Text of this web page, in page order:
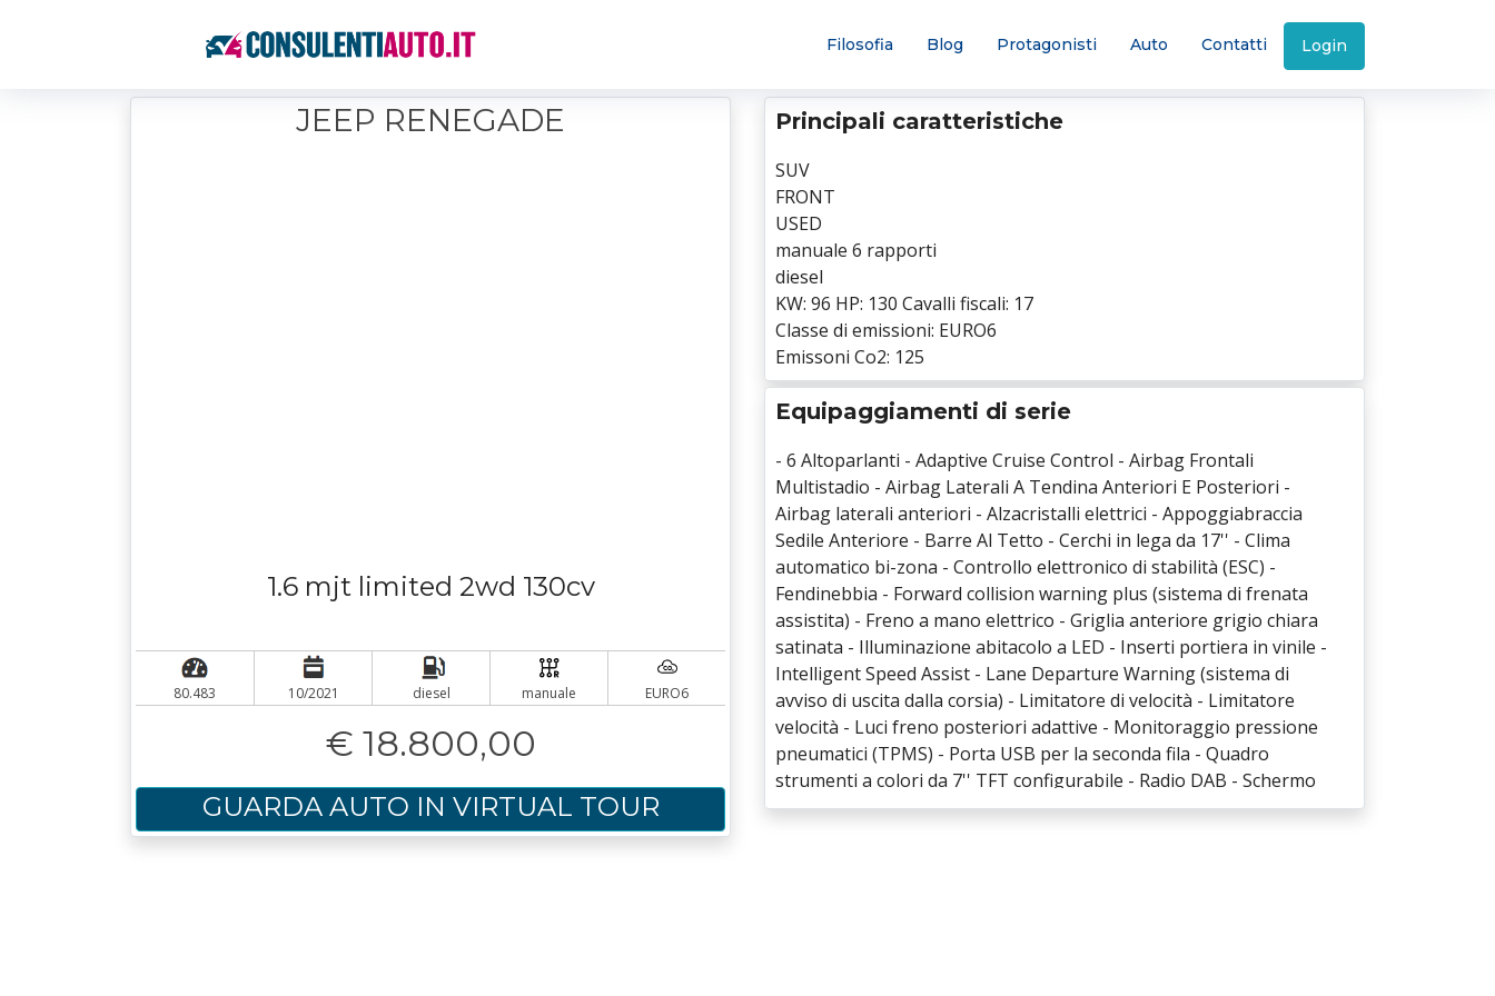
Filosofia Blog Protagonisti Auto Contatti Login
JEEP RENEGADE
1.6 mjt limited 2wd 130cv
80.483 10/2021 diesel manuale EURO6
€ 18.800,00
GUARDA AUTO IN VIRTUAL TOUR
Principali caratteristiche
SUV
FRONT
USED
manuale 6 rapporti
diesel
KW: 96 HP: 130 Cavalli fiscali: 17
Classe di emissioni: EURO6
Emissoni Co2: 125
Equipaggiamenti di serie
- 6 Altoparlanti - Adaptive Cruise Control - Airbag Frontali
Multistadio - Airbag Laterali A Tendina Anteriori E Posteriori -
Airbag laterali anteriori - Alzacristalli elettrici - Appoggiabraccia
Sedile Anteriore - Barre Al Tetto - Cerchi in lega da 17'' - Clima
automatico bi-zona - Controllo elettronico di stabilità (ESC) -
Fendinebbia - Forward collision warning plus (sistema di frenata
assistita) - Freno a mano elettrico - Griglia anteriore grigio chiara
satinata - Illuminazione abitacolo a LED - Inserti portiera in vinile -
Intelligent Speed Assist - Lane Departure Warning (sistema di
avviso di uscita dalla corsia) - Limitatore di velocità - Limitatore
velocità - Luci freno posteriori adattive - Monitoraggio pressione
pneumatici (TPMS) - Porta USB per la seconda fila - Quadro
strumenti a colori da 7'' TFT configurabile - Radio DAB - Schermo
Uconnect 7" con Andorid Auto/Apple CarPlay, TBM (Uconnect Box &